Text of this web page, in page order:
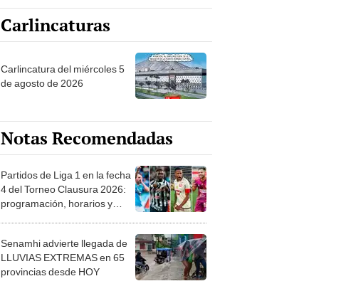
Carlincaturas
Carlincatura del miércoles 5
de agosto de 2026
Notas Recomendadas
Partidos de Liga 1 en la fecha
4 del Torneo Clausura 2026:
programación, horarios y
Senamhi advierte llegada de
LLUVIAS EXTREMAS en 65
provincias desde HOY